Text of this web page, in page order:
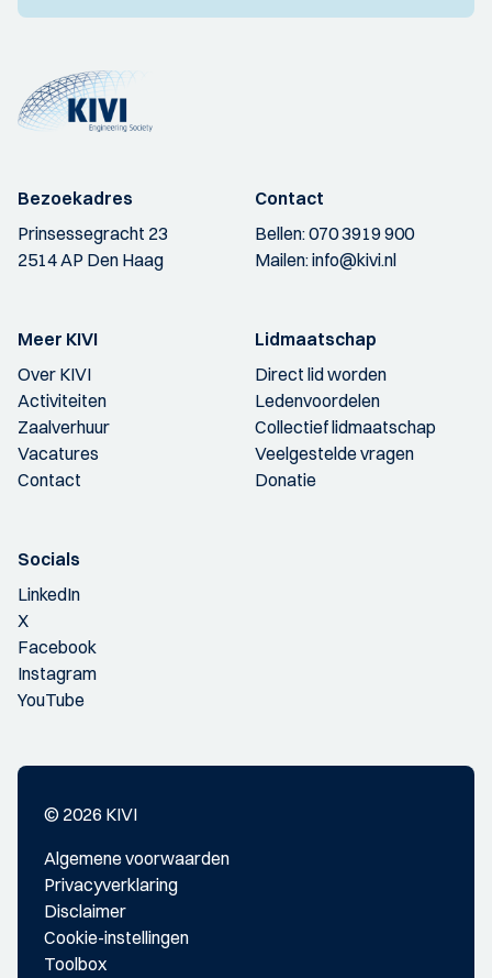
Bezoekadres
Prinsessegracht 23
2514 AP Den Haag
Contact
Bellen:070 3919 900
Mailen:info@kivi.nl
Meer KIVI
Over KIVI
Activiteiten
Zaalverhuur
Vacatures
Contact
Lidmaatschap
Direct lid worden
Ledenvoordelen
Collectief lidmaatschap
Veelgestelde vragen
Donatie
Socials
LinkedIn
X
Facebook
Instagram
YouTube
© 2026 KIVI
Algemene voorwaarden
Privacyverklaring
Disclaimer
Cookie-instellingen
Toolbox